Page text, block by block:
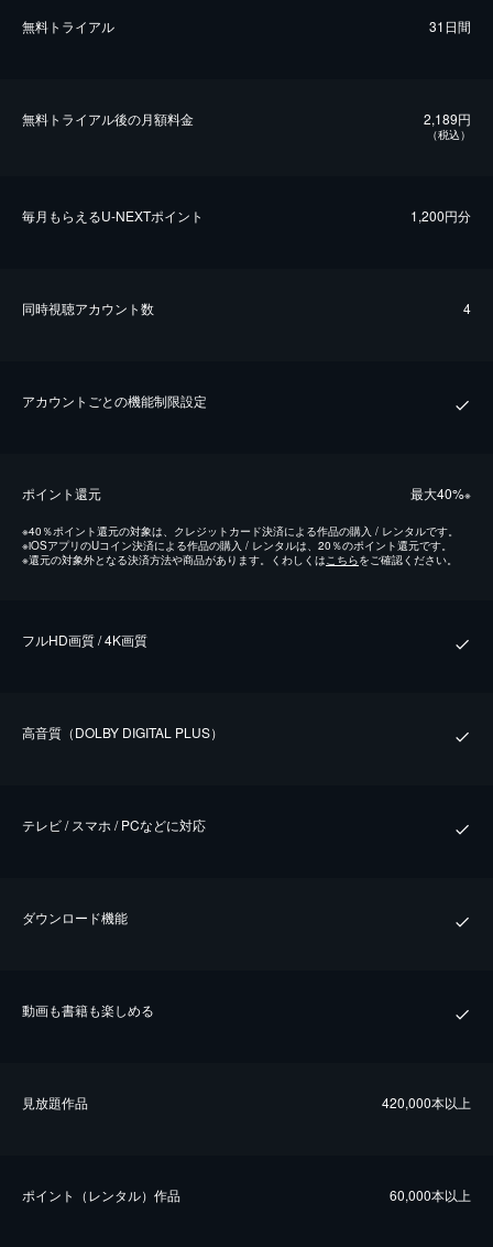
無料トライアル 31日間
無料トライアル後の⽉額料金 2,189円
（税込）
毎⽉もらえるU-NEXTポイント 1,200円分
同時視聴アカウント数 4
アカウントごとの機能制限設定
ポイント還元 最⼤40%※
※40％ポイント還元の対象は、クレジットカード決済による作品の購入 / レンタルです。
※iOSアプリのUコイン決済による作品の購入 / レンタルは、20％のポイント還元です。
※還元の対象外となる決済方法や商品があります。くわしくはこちらをご確認ください。
フルHD画質 / 4K画質
⾼⾳質（DOLBY DIGITAL PLUS）
テレビ / スマホ / PCなどに対応
ダウンロード機能
動画も書籍も楽しめる
⾒放題作品 420,000本以上
ポイント（レンタル）作品 60,000本以上